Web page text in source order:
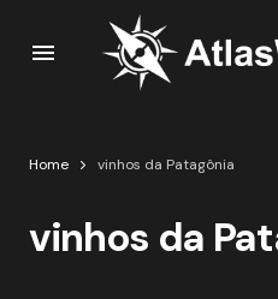
Home vinhos da Patagônia
vinhos da